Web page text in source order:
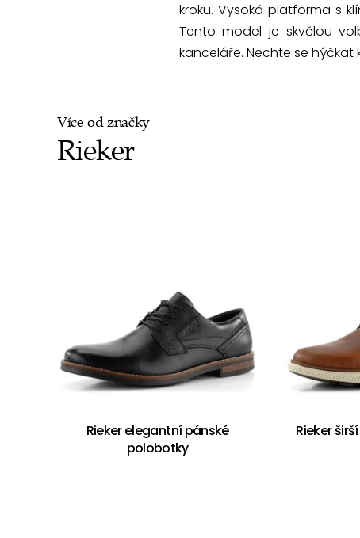
kroku. Vysoká platforma s
Tento model je skvělou
kanceláře. Nechte se hýčkat
Více od značky
Rieker
Rieker elegantní pánské
polobotky
Rieker